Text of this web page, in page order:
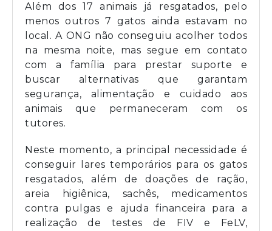
Além dos 17 animais já resgatados, pelo
menos outros 7 gatos ainda estavam no
local. A ONG não conseguiu acolher todos
na mesma noite, mas segue em contato
com a família para prestar suporte e
buscar alternativas que garantam
segurança, alimentação e cuidado aos
animais que permaneceram com os
tutores.
Neste momento, a principal necessidade é
conseguir lares temporários para os gatos
resgatados, além de doações de ração,
areia higiênica, sachês, medicamentos
contra pulgas e ajuda financeira para a
realização de testes de FIV e FeLV,